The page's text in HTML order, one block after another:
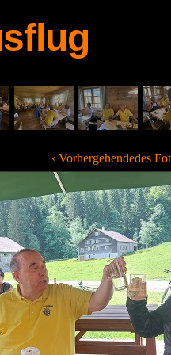
‹ Vorhergehendedes